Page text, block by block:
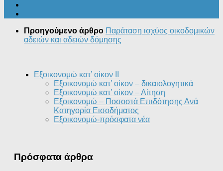
Προηγούμενο άρθρο Παράταση ισχύος οικοδοµικών
αδειών και αδειών δόµησης
Εξοικονομώ κατ’ οίκον II
Εξοικονομώ κατ’ οίκον – δικαιολογητικά
Εξοικονομώ κατ’ οίκον – Αίτηση
Εξοικονομώ – Ποσοστά Επιδότησης Ανά
Κατηγορία Εισοδήματος
Εξοικονομώ-πρόσφατα νέα
Πρόσφατα άρθρα